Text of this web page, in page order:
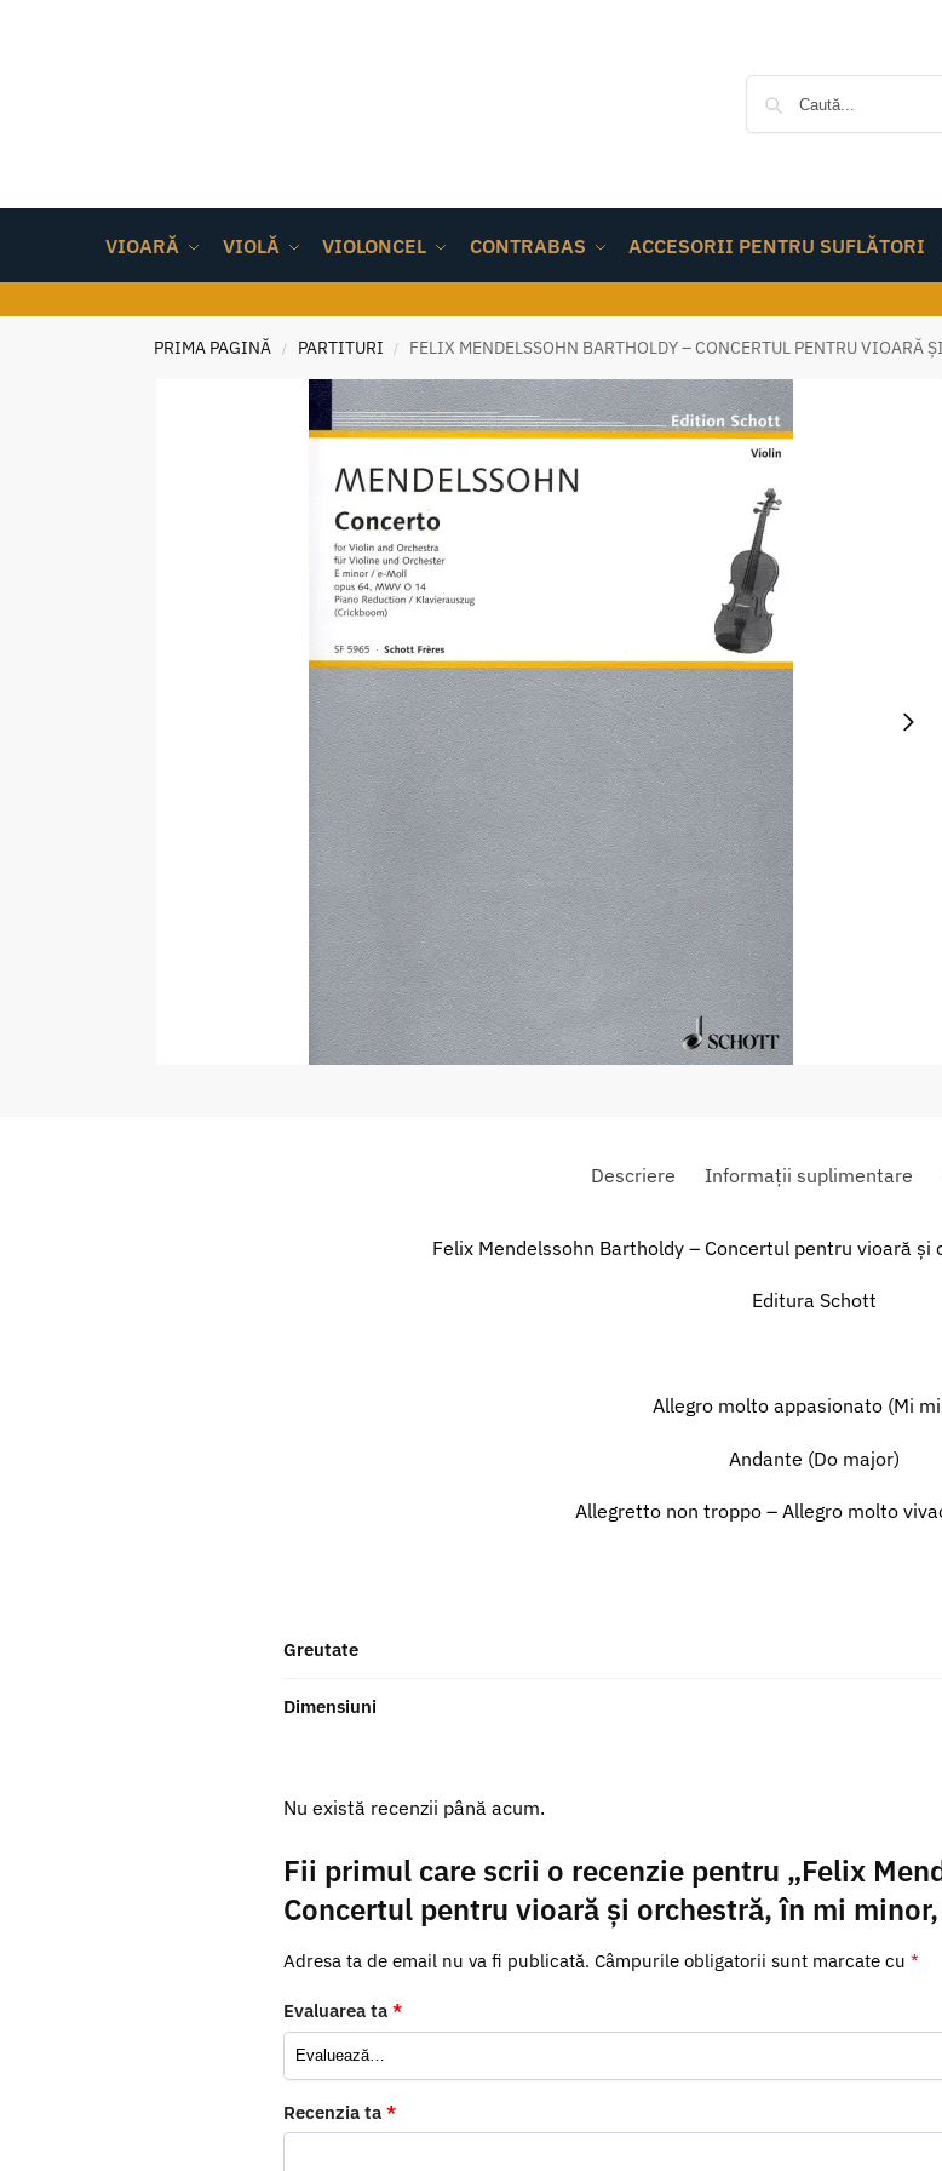
VIOARĂ VIOLĂ VIOLONCEL CONTRABAS ACCESORII PENTRU SUFLĂTORI
PRIMA PAGINĂ / PARTITURI / FELIX MENDELSSOHN BARTHOLDY – CONCERTUL PENTRU
Descriere Informații suplimentare
Felix Mendelssohn Bartholdy – Concertul pentru vioară și
Editura Schott
Allegro molto appasionato (Mi
Andante (Do major)
Allegretto non troppo – Allegro molto
Greutate
Dimensiuni
Nu există recenzii până acum.
Fii primul care scrii o recenzie pentru „Felix
Concertul pentru vioară și orchestră, în mi
Adresa ta de email nu va fi publicată. Câmpurile obligatorii sunt marcate cu *
Evaluarea ta *
Recenzia ta *